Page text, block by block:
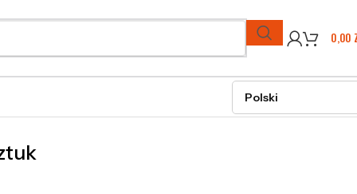
0,00